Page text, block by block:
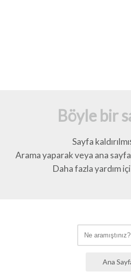
Böyle bir
Sayfa
Arama yaparak veya ana
Daha fazla yardım
Ana